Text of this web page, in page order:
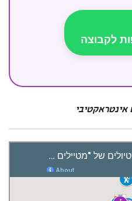
לקבוצה
אינטראקטיבי